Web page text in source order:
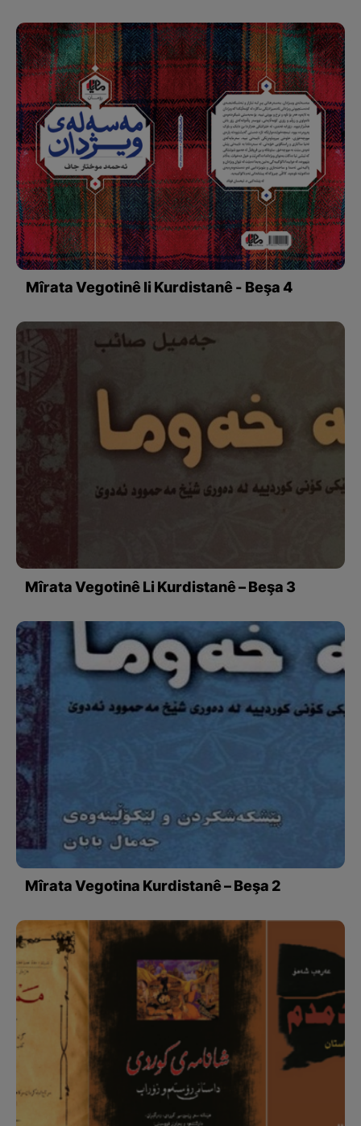
Mîrata Vegotinê li Kurdistanê - Beşa 4
Mîrata Vegotinê Li Kurdistanê – Beşa 3
Mîrata Vegotina Kurdistanê – Beşa 2